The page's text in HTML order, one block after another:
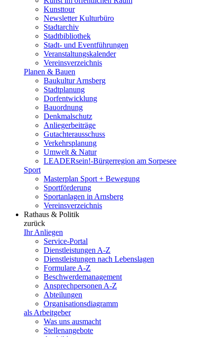
Kunsttour
Newsletter Kulturbüro
Stadtarchiv
Stadtbibliothek
Stadt- und Eventführungen
Veranstaltungskalender
Vereinsverzeichnis
Planen & Bauen
Baukultur Arnsberg
Stadtplanung
Dorfentwicklung
Bauordnung
Denkmalschutz
Anliegerbeiträge
Gutachterausschuss
Verkehrsplanung
Umwelt & Natur
LEADERsein!-Bürgerregion am Sorpesee
Sport
Masterplan Sport + Bewegung
Sportförderung
Sportanlagen in Arnsberg
Vereinsverzeichnis
Rathaus & Politik
zurück
Ihr Anliegen
Service-Portal
Dienstleistungen A-Z
Dienstleistungen nach Lebenslagen
Formulare A-Z
Beschwerdemanagement
Ansprechpersonen A-Z
Abteilungen
Organisationsdiagramm
als Arbeitgeber
Was uns ausmacht
Stellenangebote